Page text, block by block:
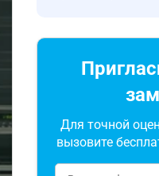
Для точной
вызовите